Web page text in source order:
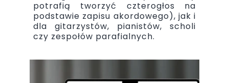
potrafią tworzyć czterogłos na
podstawie zapisu akordowego), jak i
dla gitarzystów, pianistów, scholi
czy zespołów parafialnych.